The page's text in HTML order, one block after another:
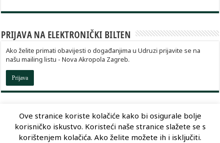
PRIJAVA NA ELEKTRONIČKI BILTEN
Ako želite primati obavijesti o događanjima u Udruzi prijavite se na
našu mailing listu - Nova Akropola Zagreb.
Prijava
Dizajn: Optimum Dizajn
Ove stranice koriste kolačiće kako bi osigurale bolje
korisničko iskustvo. Koristeći naše stranice slažete se s
korištenjem kolačića. Ako želite možete ih i isključiti.